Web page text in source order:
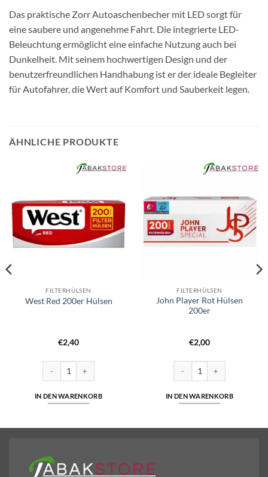
Das praktische Zorr Autoaschenbecher mit LED sorgt für
eine saubere und angenehme Fahrt. Die integrierte LED-
Beleuchtung ermöglicht eine einfache Nutzung auch bei
Dunkelheit. Mit seinem hochwertigen Design und der
benutzerfreundlichen Handhabung ist er der ideale Begleiter
für Autofahrer, die Wert auf Komfort und Sauberkeit legen.
ÄHNLICHE PRODUKTE
FILTERHÜLSEN
West Red 200er Hülsen
€2,40
West Red 200er Hülsen Menge
IN DEN WARENKORB
FILTERHÜLSEN
John Player Rot Hülsen
200er
€2,00
John Player Rot Hülsen
IN DEN WARENKORB
mit Filter 32er Menge